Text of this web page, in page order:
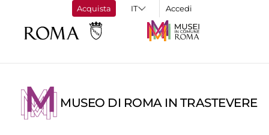
Acquista Accedi
MUSEO DI ROMA IN TRASTEVERE